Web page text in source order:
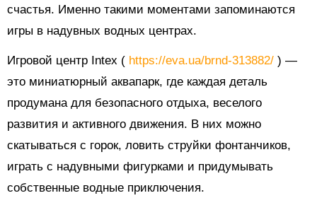
счастья. Именно такими моментами запоминаются
игры в надувных водных центрах.
Игровой центр Intex ( https://eva.ua/brnd-313882/ ) —
это миниатюрный аквапарк, где каждая деталь
продумана для безопасного отдыха, веселого
развития и активного движения. В них можно
скатываться с горок, ловить струйки фонтанчиков,
играть с надувными фигурками и придумывать
собственные водные приключения.